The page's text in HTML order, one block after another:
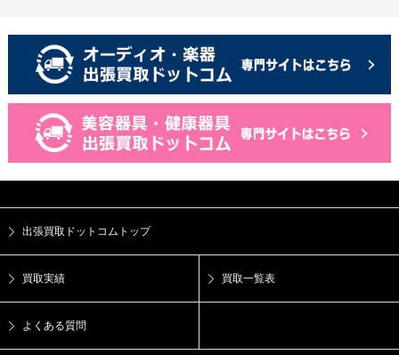
出張買取ドットコムトップ
買取実績 買取一覧表
よくある質問